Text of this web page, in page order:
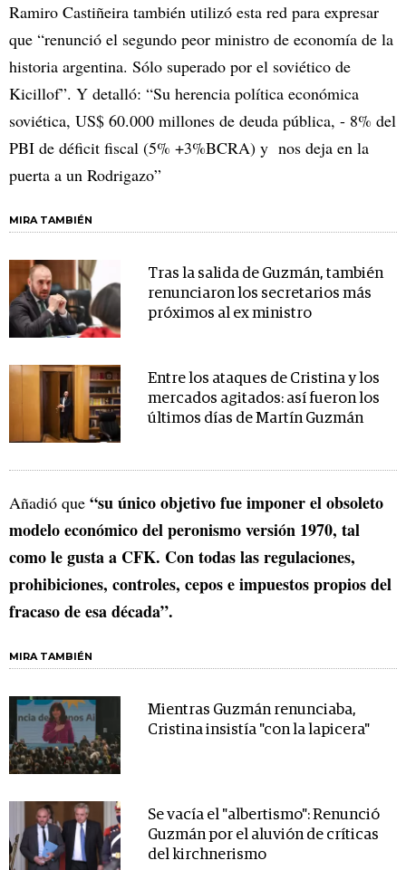
Ramiro Castiñeira también utilizó esta red para expresar
que “renunció el segundo peor ministro de economía de la
historia argentina. Sólo superado por el soviético de
Kicillof”. Y detalló: “Su herencia política económica
soviética, US$ 60.000 millones de deuda pública, - 8% del
PBI de déficit fiscal (5% +3%BCRA) y nos deja en la
puerta a un Rodrigazo”
MIRA TAMBIÉN
Tras la salida de Guzmán, también
renunciaron los secretarios más
próximos al ex ministro
Entre los ataques de Cristina y los
mercados agitados: así fueron los
últimos días de Martín Guzmán
Añadió que “su único objetivo fue imponer el obsoleto
modelo económico del peronismo versión 1970, tal
como le gusta a CFK. Con todas las regulaciones,
prohibiciones, controles, cepos e impuestos propios del
fracaso de esa década”.
MIRA TAMBIÉN
Mientras Guzmán renunciaba,
Cristina insistía "con la lapicera"
Se vacía el "albertismo": Renunció
Guzmán por el aluvión de críticas
del kirchnerismo